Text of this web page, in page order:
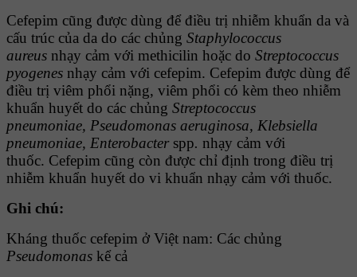
Cefepim cũng được dùng để điều trị nhiễm khuẩn da và
cấu trúc của da do các chủng Staphylococcus
aureus nhạy cảm với methicilin hoặc do Streptococcus
pyogenes nhạy cảm với cefepim. Cefepim được dùng để
điều trị viêm phổi nặng, viêm phổi có kèm theo nhiễm
khuẩn huyết do các chủng Streptococcus
pneumoniae, Pseudomonas aeruginosa, Klebsiella
pneumoniae, Enterobacter spp. nhạy cảm với
thuốc. Cefepim cũng còn được chỉ định trong điều trị
nhiễm khuẩn huyết do vi khuẩn nhạy cảm với thuốc.
Ghi chú:
Kháng thuốc cefepim ở Việt nam: Các chủng
Pseudomonas kể cả